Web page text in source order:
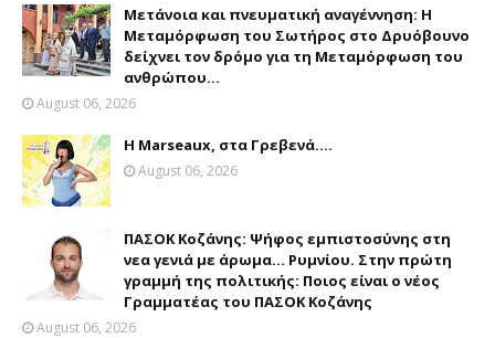
Μετάνοια και πνευματική αναγέννηση: Η
Μεταμόρφωση του Σωτήρος στο Δρυόβουνο
δείχνει τον δρόμο για τη Μεταμόρφωση του
ανθρώπου...
August 06, 2026
Η Marseaux, στα Γρεβενά….
August 06, 2026
ΠΑΣΟΚ Κοζάνης: Ψήφος εμπιστοσύνης στη
νεα γενιά με άρωμα... Ρυμνίου. Στην πρώτη
γραμμή της πολιτικής: Ποιος είναι ο νέος
Γραμματέας του ΠΑΣΟΚ Κοζάνης
August 06, 2026